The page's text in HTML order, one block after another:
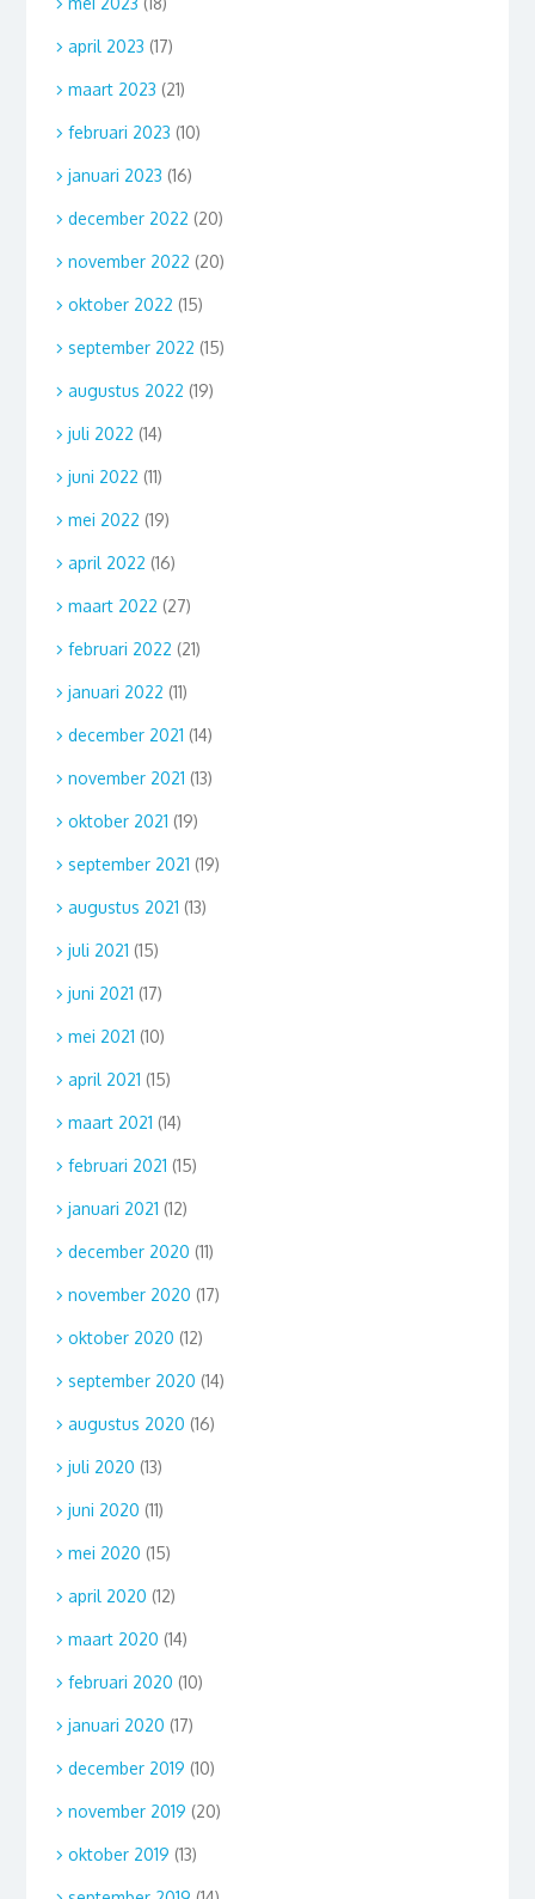
april 2023 (17)
maart 2023 (21)
februari 2023 (10)
januari 2023 (16)
december 2022 (20)
november 2022 (20)
oktober 2022 (15)
september 2022 (15)
augustus 2022 (19)
juli 2022 (14)
juni 2022 (11)
mei 2022 (19)
april 2022 (16)
maart 2022 (27)
februari 2022 (21)
januari 2022 (11)
december 2021 (14)
november 2021 (13)
oktober 2021 (19)
september 2021 (19)
augustus 2021 (13)
juli 2021 (15)
juni 2021 (17)
mei 2021 (10)
april 2021 (15)
maart 2021 (14)
februari 2021 (15)
januari 2021 (12)
december 2020 (11)
november 2020 (17)
oktober 2020 (12)
september 2020 (14)
augustus 2020 (16)
juli 2020 (13)
juni 2020 (11)
mei 2020 (15)
april 2020 (12)
maart 2020 (14)
februari 2020 (10)
januari 2020 (17)
december 2019 (10)
november 2019 (20)
oktober 2019 (13)